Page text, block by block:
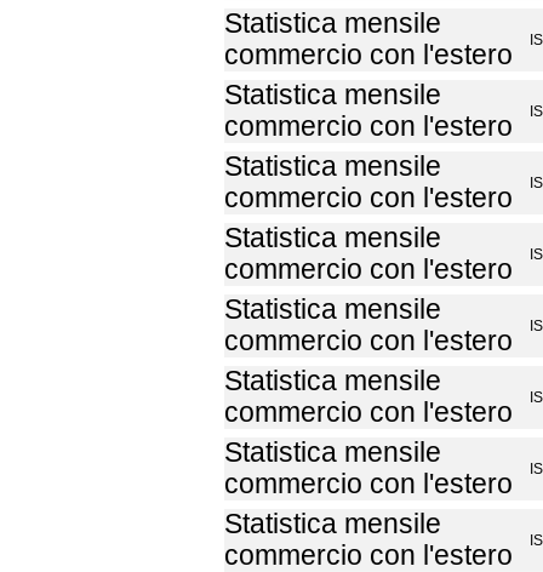
Statistica mensile
commercio con l'estero
Statistica mensile
commercio con l'estero
Statistica mensile
commercio con l'estero
Statistica mensile
commercio con l'estero
Statistica mensile
commercio con l'estero
Statistica mensile
commercio con l'estero
Statistica mensile
commercio con l'estero
Statistica mensile
commercio con l'estero